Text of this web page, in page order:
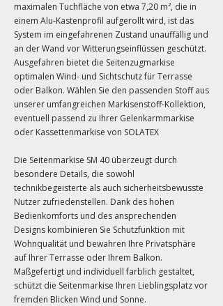
maximalen Tuchfläche von etwa 7,20 m², die in
einem Alu-Kastenprofil aufgerollt wird, ist das
System im eingefahrenen Zustand unauffällig und
an der Wand vor Witterungseinflüssen geschützt.
Ausgefahren bietet die Seitenzugmarkise
optimalen Wind- und Sichtschutz für Terrasse
oder Balkon. Wählen Sie den passenden Stoff aus
unserer umfangreichen Markisenstoff-Kollektion,
eventuell passend zu Ihrer Gelenkarmmarkise
oder Kassettenmarkise von SOLATEX
Die Seitenmarkise SM 40 überzeugt durch
besondere Details, die sowohl
technikbegeisterte als auch sicherheitsbewusste
Nutzer zufriedenstellen. Dank des hohen
Bedienkomforts und des ansprechenden
Designs kombinieren Sie Schutzfunktion mit
Wohnqualität und bewahren Ihre Privatsphäre
auf Ihrer Terrasse oder Ihrem Balkon.
Maßgefertigt und individuell farblich gestaltet,
schützt die Seitenmarkise Ihren Lieblingsplatz vor
fremden Blicken Wind und Sonne.